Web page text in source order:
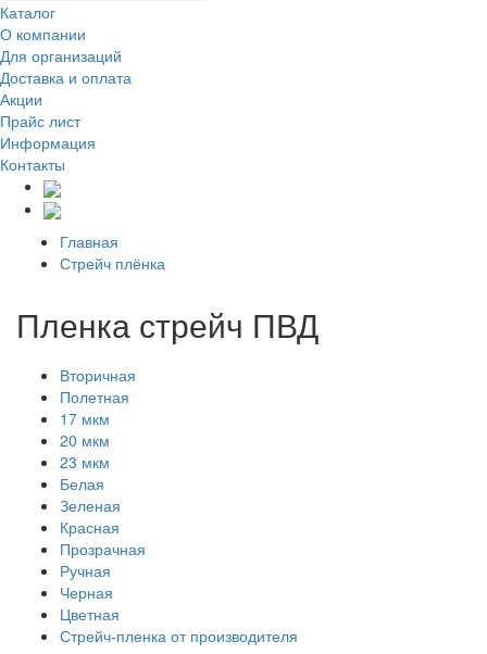
Каталог
О компании
Для организаций
Доставка и оплата
Акции
Прайс лист
Информация
Контакты
Главная
Стрейч плёнка
Пленка стрейч ПВД
Вторичная
Полетная
17 мкм
20 мкм
23 мкм
Белая
Зеленая
Красная
Прозрачная
Ручная
Черная
Цветная
Стрейч-пленка от производителя